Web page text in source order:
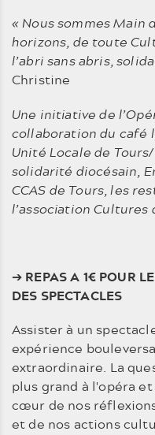
« Nous sommes Main
horizons, de toute
l’abri sans abris,
Christine
Une initiative de
collaboration du café
Unité Locale de
solidarité diocésain,
CCAS de Tours, les
l’association
➔ REPAS A 1€ POUR
DES SPECTACLES
Assister à un
expérience
extraordinaire. La
plus grand à l'opéra
cœur de nos
et de nos actions